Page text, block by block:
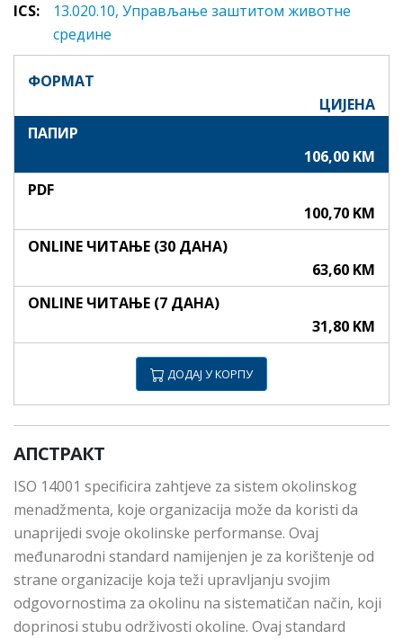
ICS:
13.020.10, Управљање заштитом животне
средине
ФОРМАТ
ЦИЈЕНА
ПАПИР
106,00 KM
PDF
100,70 KM
ONLINE ЧИТАЊЕ (30 ДАНА)
63,60 KM
ONLINE ЧИТАЊЕ (7 ДАНА)
31,80 KM
ДОДАЈ У КОРПУ
АПСТРАКТ
ISO 14001 specificira zahtjeve za sistem okolinskog
menadžmenta, koje organizacija može da koristi da
unaprijedi svoje okolinske performanse. Ovaj
međunarodni standard namijenjen je za korištenje od
strane organizacije koja teži upravlјanju svojim
odgovornostima za okolinu na sistematičan način, koji
doprinosi stubu održivosti okoline. Ovaj standard